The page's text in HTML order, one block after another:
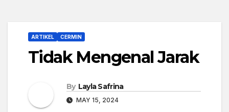
ARTIKEL CERMIN
Tidak Mengenal Jarak
By Layla Safrina
MAY 15, 2024